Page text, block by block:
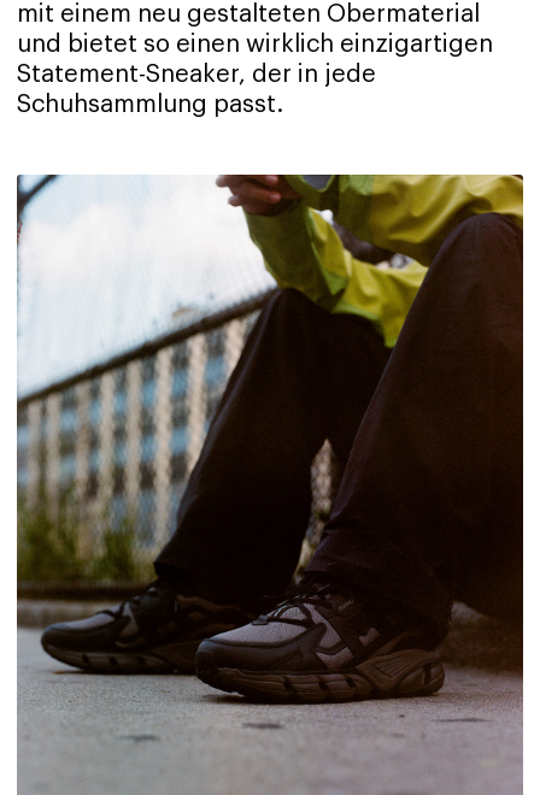
mit einem neu gestalteten Obermaterial
und bietet so einen wirklich einzigartigen
Statement-Sneaker, der in jede
Schuhsammlung passt.